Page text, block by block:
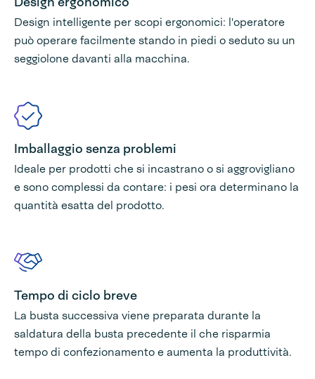
Design intelligente per scopi ergonomici: l'operatore
può operare facilmente stando in piedi o seduto su un
seggiolone davanti alla macchina.
Imballaggio senza problemi
Ideale per prodotti che si incastrano o si aggrovigliano
e sono complessi da contare: i pesi ora determinano la
quantità esatta del prodotto.
Tempo di ciclo breve
La busta successiva viene preparata durante la
saldatura della busta precedente il che risparmia
tempo di confezionamento e aumenta la produttività.